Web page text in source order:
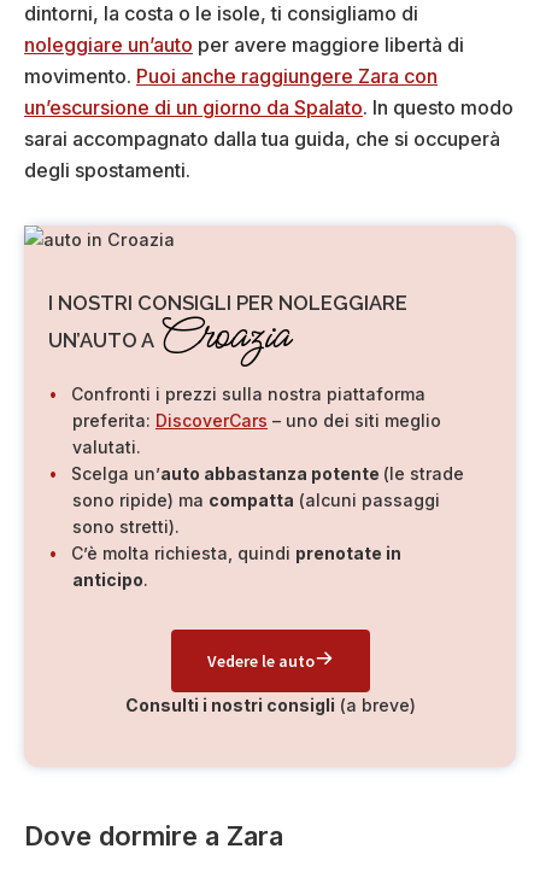
dintorni, la costa o le isole, ti consigliamo di
noleggiare un’auto per avere maggiore libertà di
movimento. Puoi anche raggiungere Zara con
un’escursione di un giorno da Spalato. In questo modo
sarai accompagnato dalla tua guida, che si occuperà
degli spostamenti.
I NOSTRI CONSIGLI PER NOLEGGIARE
UN’AUTO A Croazia
Confronti i prezzi sulla nostra piattaforma
preferita: DiscoverCars – uno dei siti meglio
valutati.
Scelga un’auto abbastanza potente (le strade
sono ripide) ma compatta (alcuni passaggi
sono stretti).
C’è molta richiesta, quindi prenotate in
anticipo.
Vedere le auto
Consulti i nostri consigli (a breve)
Dove dormire a Zara